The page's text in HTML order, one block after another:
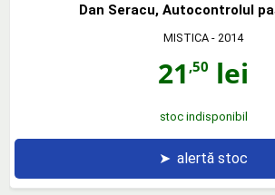
Dan Seracu, Autocontrolul
MISTICA - 2014
21 ,50 lei
stoc indisponibil
➤ alertă stoc